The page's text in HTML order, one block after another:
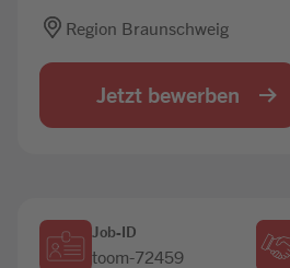
Region Braunschweig
Jetzt bewerben
Job-ID
toom-72459